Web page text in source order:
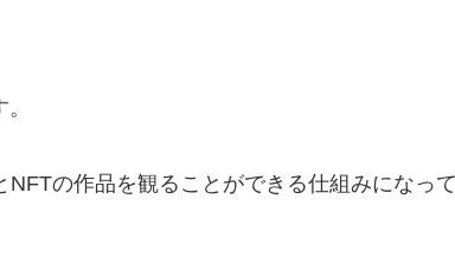
の作品を観ることができる仕組みになって